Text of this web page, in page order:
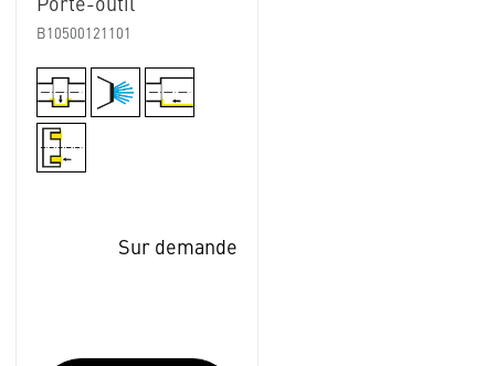
Porte-outil
B10500121101
Sur demande